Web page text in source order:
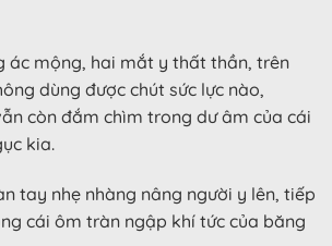
ác mộng, hai mắt y thất thần, trên
dùng được chút sức lực nào,
còn đắm chìm trong dư âm của cái
kia.
tay nhẹ nhàng nâng người y lên, tiếp
cái ôm tràn ngập khí tức của băng